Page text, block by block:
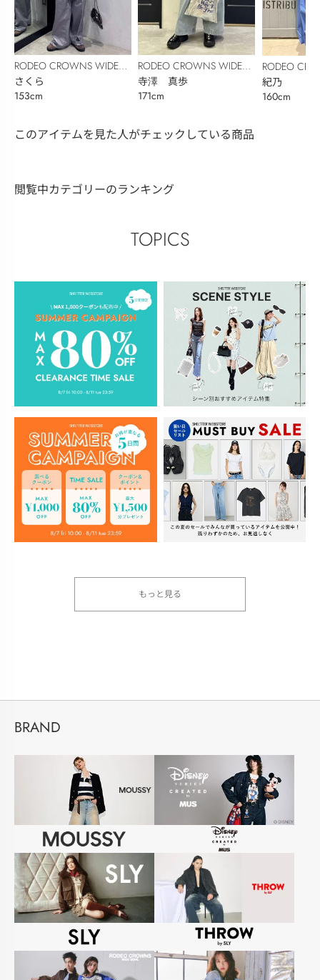
RODEO CROWNS WIDE
BOWL
さくら
153cm
RODEO CROWNS WIDE
BOWL
寺澤 真歩
171cm
RODEO
BOWL
紀乃
160cm
このアイテムを見た人がチェックしている商品
閲覧中カテゴリーのランキング
TOPICS
もっと見る
BRAND